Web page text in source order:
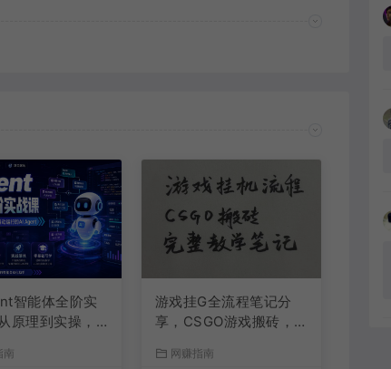
智能体全阶实
原理到实操，
南
游戏挂G全流程笔记分
享，CSGO游戏搬砖，
益【揭秘】
网赚指南